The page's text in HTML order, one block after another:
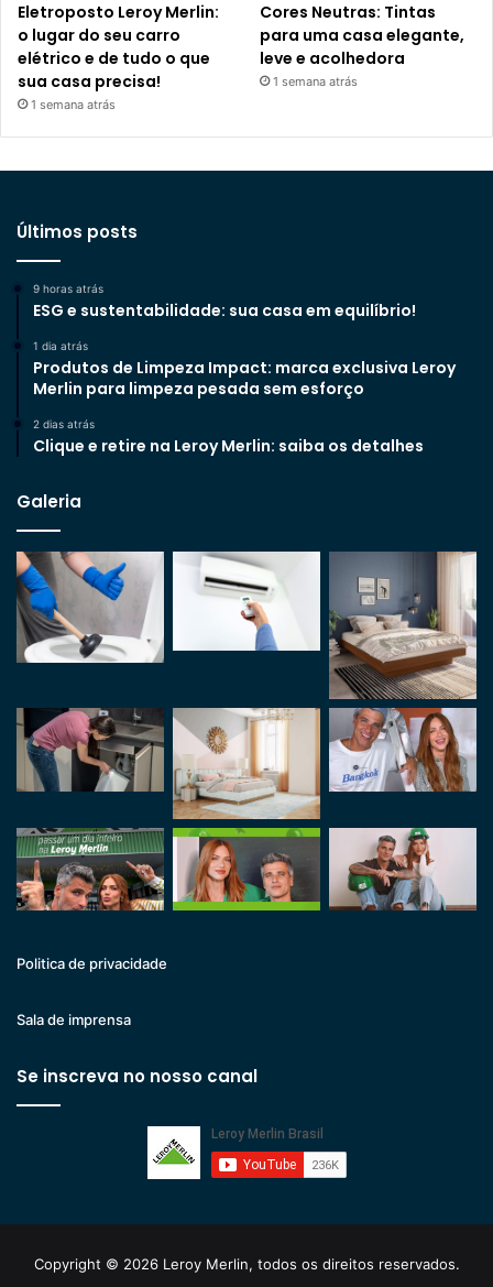
Eletroposto Leroy Merlin:
o lugar do seu carro
elétrico e de tudo o que
sua casa precisa!
1 semana atrás
Cores Neutras: Tintas
para uma casa elegante,
leve e acolhedora
1 semana atrás
Últimos posts
9 horas atrás
ESG e sustentabilidade: sua casa em equilíbrio!
1 dia atrás
Produtos de Limpeza Impact: marca exclusiva Leroy
Merlin para limpeza pesada sem esforço
2 dias atrás
Clique e retire na Leroy Merlin: saiba os detalhes
Galeria
Politica de privacidade
Sala de imprensa
Se inscreva no nosso canal
Copyright © 2026 Leroy Merlin, todos os direitos reservados.